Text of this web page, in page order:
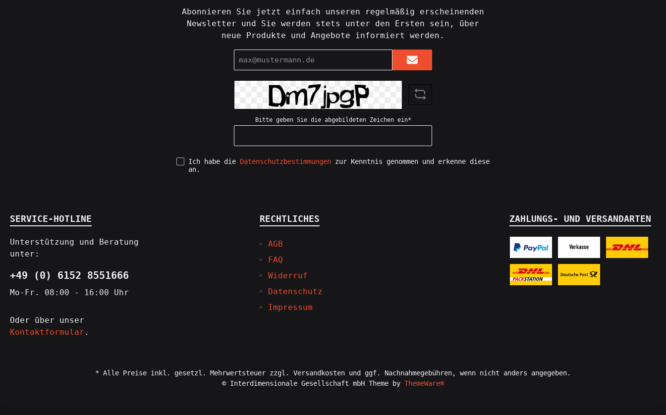
Abonnieren Sie jetzt einfach unseren regelmäßig erscheinenden
Newsletter und Sie werden stets unter den Ersten sein, über
neue Produkte und Angebote informiert werden.
Mail-
Adresse*
Bitte geben Sie die abgebildeten Zeichen ein*
Ich habe die Datenschutzbestimmungen zur Kenntnis genommen und erkenne diese
an.
SERVICE-HOTLINE
Unterstützung und Beratung
unter:
+49 (0) 6152 8551666
Mo-Fr. 08:00 - 16:00 Uhr
Oder über unser
Kontaktformular .
RECHTLICHES
AGB
FAQ
Widerruf
Datenschutz
Impressum
ZAHLUNGS- UND VERSANDARTEN
* Alle Preise inkl. gesetzl. Mehrwertsteuer zzgl. Versandkosten und ggf. Nachnahmegebühren, wenn nicht anders angegeben.
© Interdimensionale Gesellschaft mbH Theme by ThemeWare®